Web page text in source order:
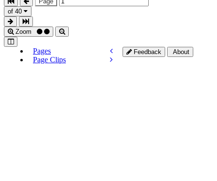
of 40
Zoom
Pages
Page Clips
Feedback About